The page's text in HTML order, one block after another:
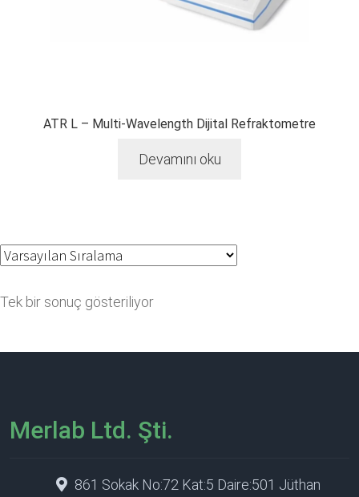
ATR L – Multi-Wavelength Dijital Refraktometre
Devamını oku
Tek bir sonuç gösteriliyor
Merlab Ltd. Şti.
861 Sokak No:72 Kat:5 Daire:501 Jüthan